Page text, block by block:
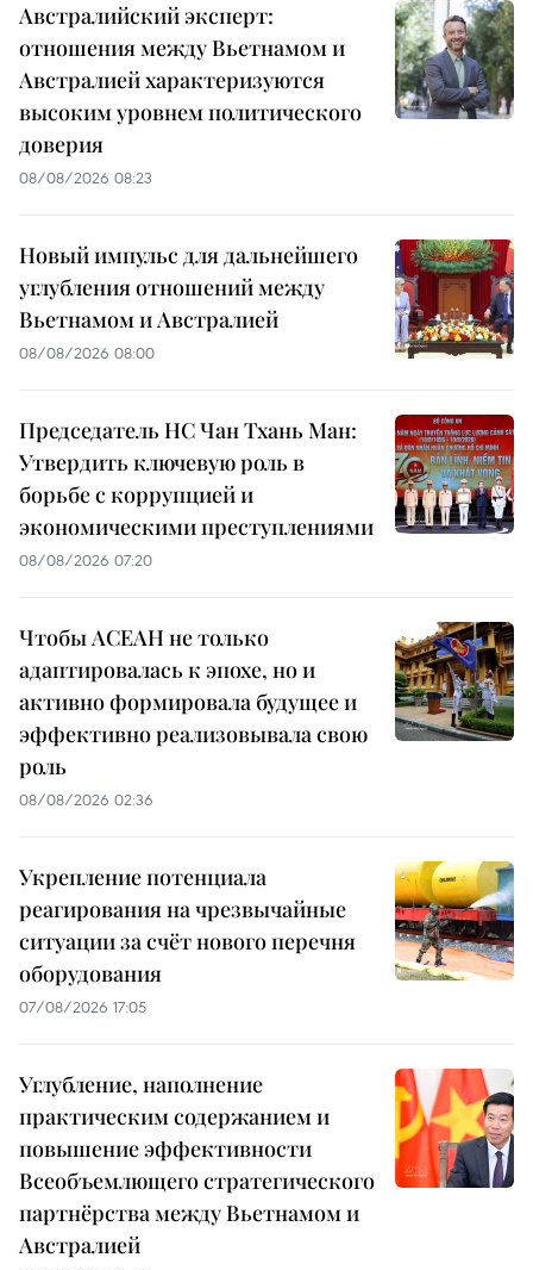
Австралийский эксперт:
отношения между Вьетнамом и
Австралией характеризуются
высоким уровнем политического
доверия
08/08/2026 08:23
Новый импульс для дальнейшего
углубления отношений между
Вьетнамом и Австралией
08/08/2026 08:00
Председатель НС Чан Тхань Ман:
Утвердить ключевую роль в
борьбе с коррупцией и
экономическими преступлениями
08/08/2026 07:20
Чтобы АСЕАН не только
адаптировалась к эпохе, но и
активно формировала будущее и
эффективно реализовывала свою
роль
08/08/2026 02:36
Укрепление потенциала
реагирования на чрезвычайные
ситуации за счёт нового перечня
оборудования
07/08/2026 17:05
Углубление, наполнение
практическим содержанием и
повышение эффективности
Всеобъемлющего стратегического
партнёрства между Вьетнамом и
Австралией